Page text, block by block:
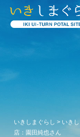
いきしまぐらし > いき
店：園田純也さん